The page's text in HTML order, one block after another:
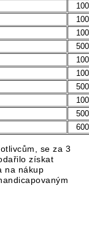
se za 3
získat
na nákup